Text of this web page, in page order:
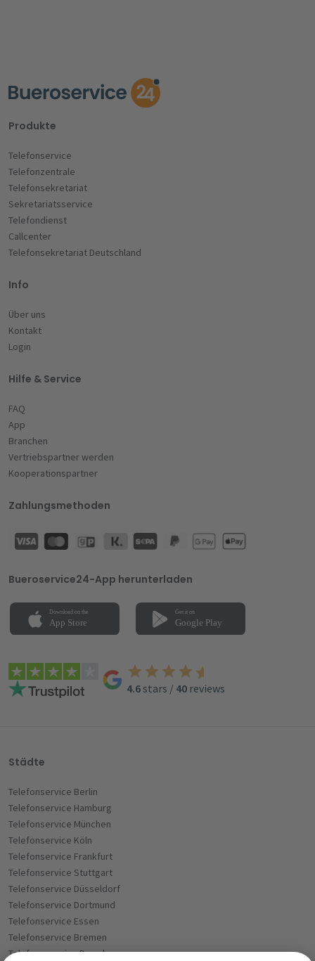
Produkte
Telefonservice
Telefonzentrale
Telefonsekretariat
Sekretariatsservice
Telefondienst
Callcenter
Telefonsekretariat Deutschland
Info
Über uns
Kontakt
Login
Hilfe & Service
FAQ
App
Branchen
Vertriebspartner werden
Kooperationspartner
Zahlungsmethoden
Bueroservice24-App herunterladen
4.6stars / 40 reviews
Städte
Telefonservice Berlin
Telefonservice Hamburg
Telefonservice München
Telefonservice Köln
Telefonservice Frankfurt
Telefonservice Stuttgart
Telefonservice Düsseldorf
Telefonservice Dortmund
Telefonservice Essen
Telefonservice Bremen
Telefoneservice Dresden